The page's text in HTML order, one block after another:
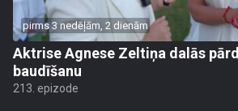
pirms 3 nedēļām, 2 dienām
Aktrise Agnese Zeltiņa dalās
baudīšanu
213. epizode